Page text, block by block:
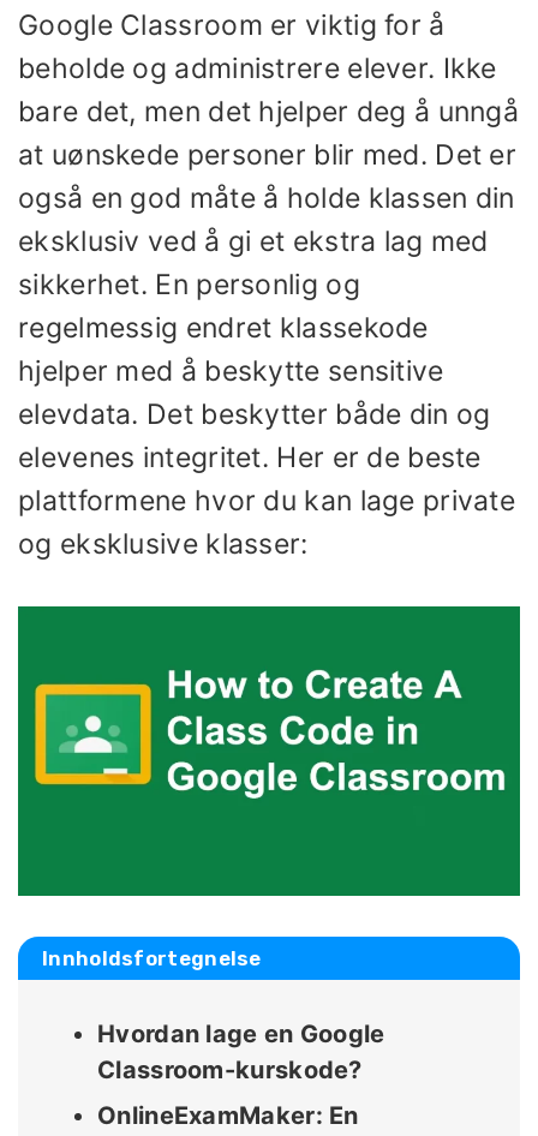
Google Classroom er viktig for å
beholde og administrere elever. Ikke
bare det, men det hjelper deg å unngå
at uønskede personer blir med. Det er
også en god måte å holde klassen din
eksklusiv ved å gi et ekstra lag med
sikkerhet. En personlig og
regelmessig endret klassekode
hjelper med å beskytte sensitive
elevdata. Det beskytter både din og
elevenes integritet. Her er de beste
plattformene hvor du kan lage private
og eksklusive klasser:
Innholdsfortegnelse
Hvordan lage en Google
Classroom-kurskode?
OnlineExamMaker: En